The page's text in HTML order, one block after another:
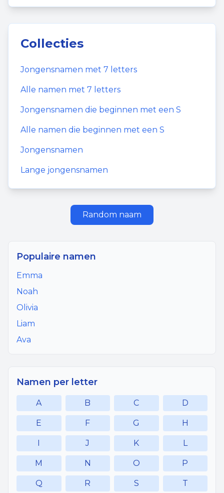
Collecties
Jongensnamen met 7 letters
Alle namen met 7 letters
Jongensnamen die beginnen met een S
Alle namen die beginnen met een S
Jongensnamen
Lange jongensnamen
Random naam
Populaire namen
Emma
Noah
Olivia
Liam
Ava
Namen per letter
A B C D
E F G H
I J K L
M N O P
Q R S T